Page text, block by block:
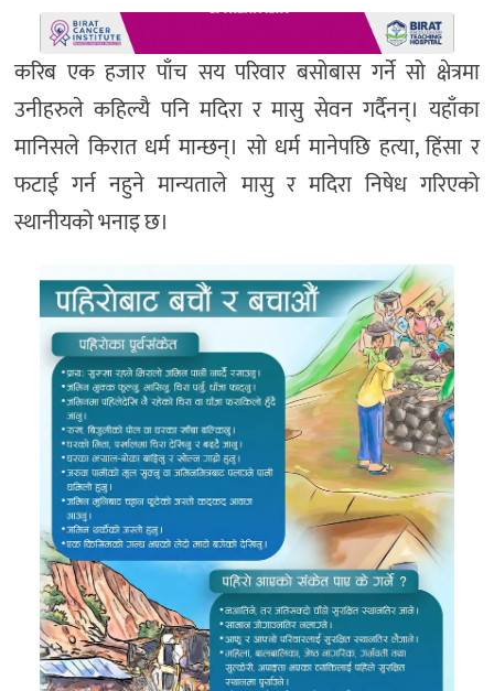
करिब एक हजार पाँच सय परिवार बसोबास गर्ने सो क्षेत्रमा
उनीहरुले कहिल्यै पनि मदिरा र मासु सेवन गर्दैनन्। यहाँका
मानिसले किरात धर्म मान्छन्। सो धर्म मानेपछि हत्या, हिंसा र
फटाई गर्न नहुने मान्यताले मासु र मदिरा निषेध गरिएको
स्थानीयको भनाइ छ।